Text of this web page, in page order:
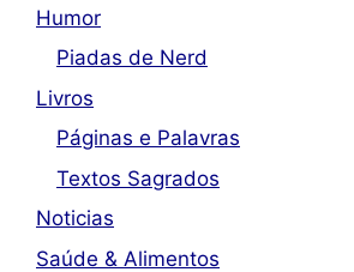
Humor
Piadas de Nerd
Livros
Páginas e Palavras
Textos Sagrados
Noticias
Saúde & Alimentos